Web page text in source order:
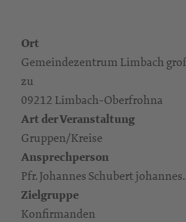
Ort
Gemeindezentrum Limbach
zu
09212 Limbach-Oberfrohna
Art der Veranstaltung
Gruppen/Kreise
Ansprechperson
Pfr. Johannes Schubert
Zielgruppe
Konfirmanden